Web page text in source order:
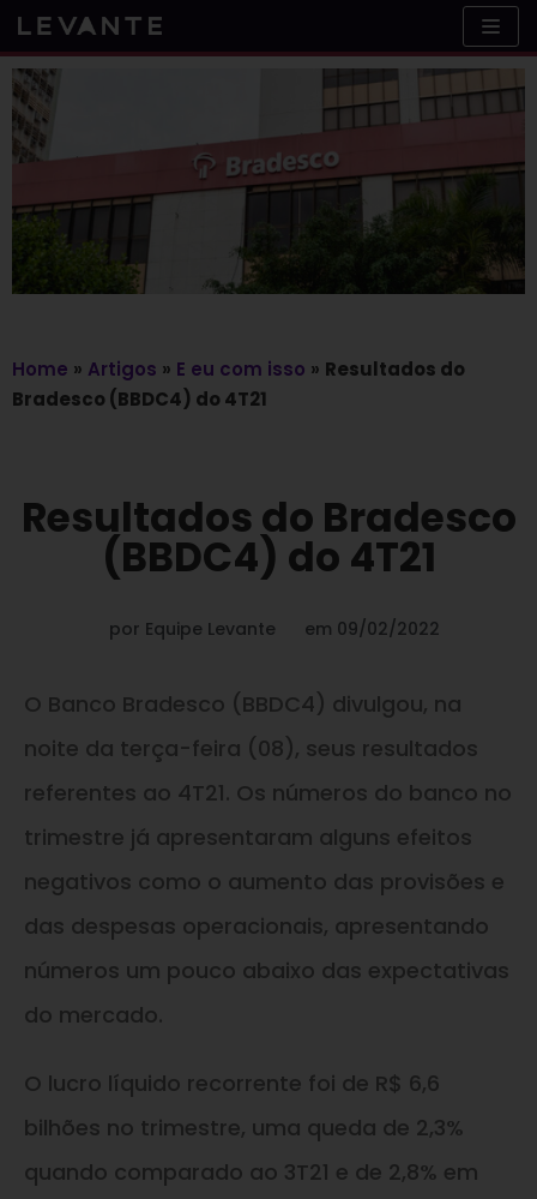
Skip
to
content
Home » Artigos » E eu com isso » Resultados do
Bradesco (BBDC4) do 4T21
Resultados do Bradesco
(BBDC4) do 4T21
por Equipe Levante em 09/02/2022
O Banco Bradesco (BBDC4) divulgou, na
noite da terça-feira (08), seus resultados
referentes ao 4T21. Os números do banco no
trimestre já apresentaram alguns efeitos
negativos como o aumento das provisões e
das despesas operacionais, apresentando
números um pouco abaixo das expectativas
do mercado.
O lucro líquido recorrente foi de R$ 6,6
bilhões no trimestre, uma queda de 2,3%
quando comparado ao 3T21 e de 2,8% em